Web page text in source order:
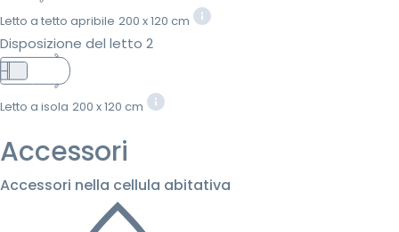
Letto a tetto apribile 200 x 120 cm
Disposizione del letto 2
Letto a isola 200 x 120 cm
Accessori
Accessori nella cellula abitativa